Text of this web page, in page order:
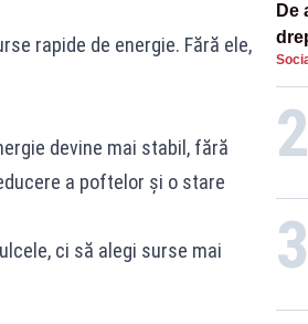
rapide de energie. Fără ele,
devine mai stabil, fără
a poftelor și o stare
ci să alegi surse mai
De
2
3